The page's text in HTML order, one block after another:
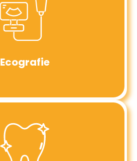
Ecografie